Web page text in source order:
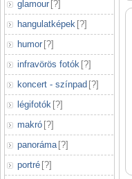
glamour [?]
hangulatképek [?]
humor [?]
infravörös fotók [?]
koncert - színpad [?]
légifotók [?]
makró [?]
panoráma [?]
portré [?]